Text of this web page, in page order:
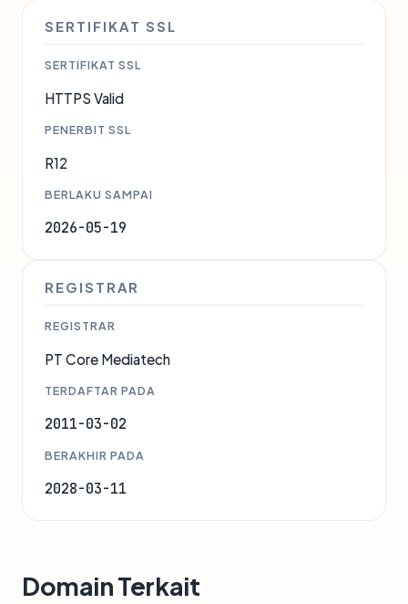
SERTIFIKAT SSL
SERTIFIKAT SSL
HTTPS Valid
PENERBIT SSL
R12
BERLAKU SAMPAI
2026-05-19
REGISTRAR
REGISTRAR
PT Core Mediatech
TERDAFTAR PADA
2011-03-02
BERAKHIR PADA
2028-03-11
Domain Terkait